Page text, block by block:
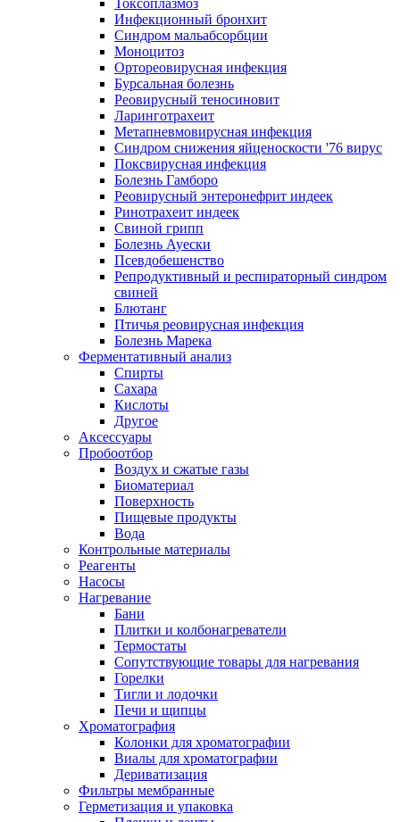
Токсоплазмоз
Инфекционный бронхит
Синдром мальабсорбции
Моноцитоз
Ортореовирусная инфекция
Бурсальная болезнь
Реовирусный теносиновит
Ларинготрахеит
Метапневмовирусная инфекция
Синдром снижения яйценоскости '76 вирус
Поксвирусная инфекция
Болезнь Гамборо
Реовирусный энтеронефрит индеек
Ринотрахеит индеек
Свиной грипп
Болезнь Ауески
Псевдобешенство
Репродуктивный и респираторный синдром
свиней
Блютанг
Птичья реовирусная инфекция
Болезнь Марека
Ферментативный анализ
Спирты
Сахара
Кислоты
Другое
Аксессуары
Пробоотбор
Воздух и сжатые газы
Биоматериал
Поверхность
Пищевые продукты
Вода
Контрольные материалы
Реагенты
Насосы
Нагревание
Бани
Плитки и колбонагреватели
Термостаты
Сопутствующие товары для нагревания
Горелки
Тигли и лодочки
Печи и щипцы
Хроматография
Колонки для хроматографии
Виалы для хроматографии
Дериватизация
Фильтры мембранные
Герметизация и упаковка